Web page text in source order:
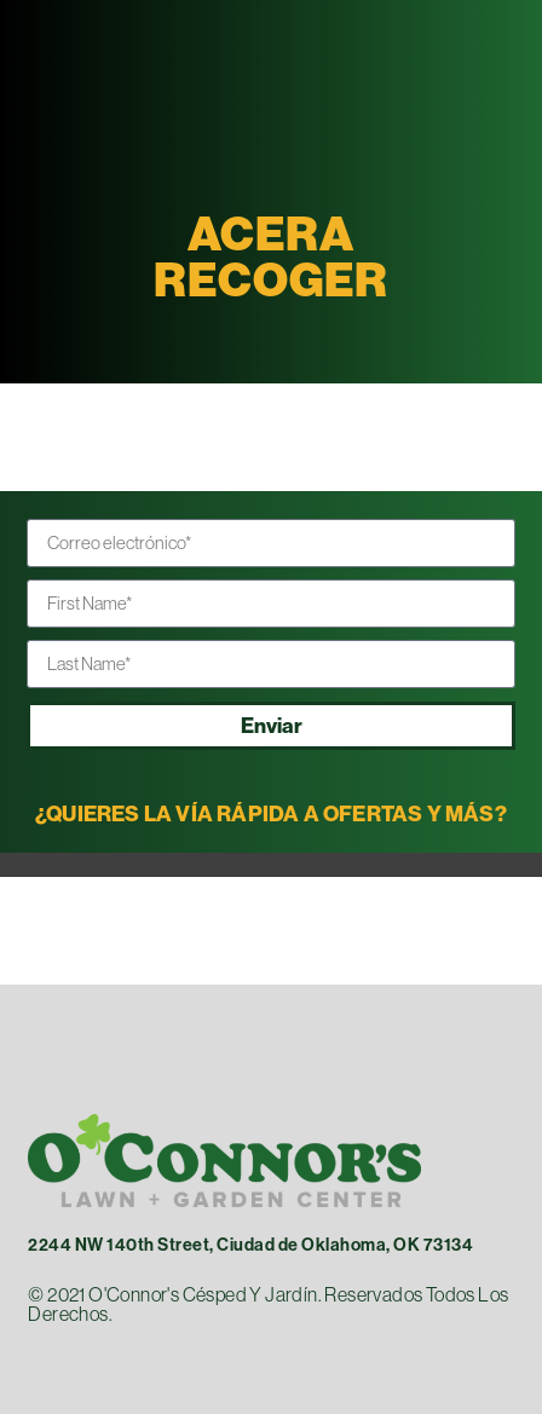
ACERA
RECOGER
¿QUIERES LA VÍA RÁPIDA A OFERTAS Y MÁS?
Enviar
2244 NW 140th Street, Ciudad de Oklahoma, OK 73134
© 2021 O'Connor's Césped Y Jardín. Reservados Todos Los
Derechos.